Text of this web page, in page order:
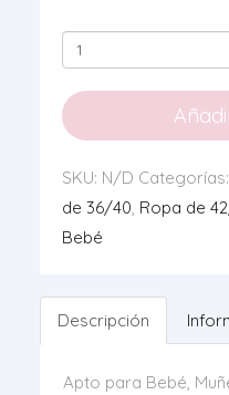
Conjunto
Punto
Aguamarina
0100
SKU: N/D Categorías:
de 36/40, Ropa de
Bebé
Descripción
Apto para Bebé,